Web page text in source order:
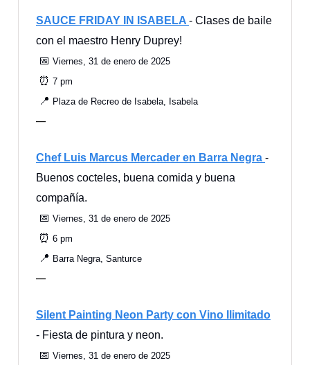
SAUCE FRIDAY IN ISABELA - Clases de baile
con el maestro Henry Duprey!
📅 Viernes, 31 de enero de 2025
⏰ 7 pm
📍 Plaza de Recreo de Isabela, Isabela
—
Chef Luis Marcus Mercader en Barra Negra -
Buenos cocteles, buena comida y buena
compañía.
📅 Viernes, 31 de enero de 2025
⏰ 6 pm
📍 Barra Negra, Santurce
—
Silent Painting Neon Party con Vino Ilimitado
- Fiesta de pintura y neon.
📅 Viernes, 31 de enero de 2025